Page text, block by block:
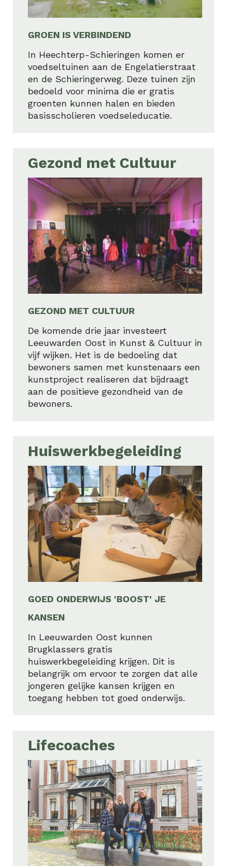
GROEN IS VERBINDEND
In Heechterp-Schieringen komen er
voedseltuinen aan de Engelatierstraat
en de Schieringerweg. Deze tuinen zijn
bedoeld voor minima die er gratis
groenten kunnen halen en bieden
basisscholieren voedseleducatie.
Gezond met Cultuur
GEZOND MET CULTUUR
De komende drie jaar investeert
Leeuwarden Oost in Kunst & Cultuur in
vijf wijken. Het is de bedoeling dat
bewoners samen met kunstenaars een
kunstproject realiseren dat bijdraagt
aan de positieve gezondheid van de
bewoners.
Huiswerkbegeleiding
GOED ONDERWIJS 'BOOST' JE
KANSEN
In Leeuwarden Oost kunnen
Brugklassers gratis
huiswerkbegeleiding krijgen. Dit is
belangrijk om ervoor te zorgen dat alle
jongeren gelijke kansen krijgen en
toegang hebben tot goed onderwijs.
Lifecoaches